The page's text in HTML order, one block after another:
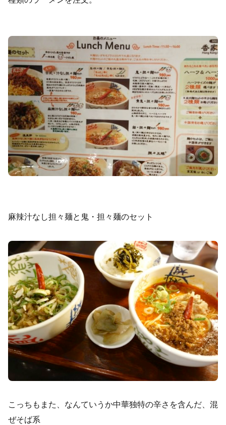
麻辣汁なし担々麺と鬼・担々麺のセット
こっちもまた、なんていうか中華独特の辛さを含んだ、混
ぜそば系